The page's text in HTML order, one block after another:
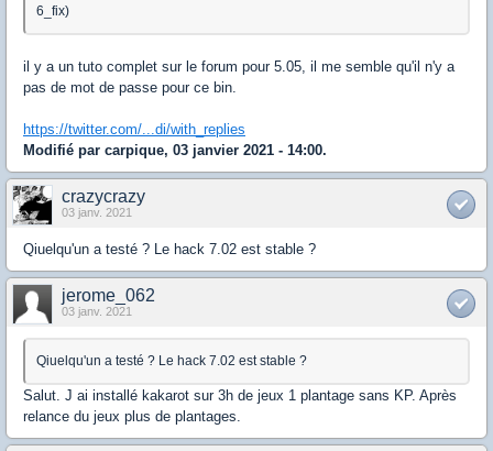
6_fix)
il y a un tuto complet sur le forum pour 5.05, il me semble qu'il n'y a
pas de mot de passe pour ce bin.
https://twitter.com/...di/with_replies
Modifié par carpique, 03 janvier 2021 - 14:00.
crazycrazy
03 janv. 2021
Qiuelqu'un a testé ? Le hack 7.02 est stable ?
jerome_062
03 janv. 2021
Qiuelqu'un a testé ? Le hack 7.02 est stable ?
Salut. J ai installé kakarot sur 3h de jeux 1 plantage sans KP. Après
relance du jeux plus de plantages.